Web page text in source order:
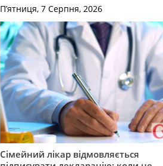
П’ятниця, 7 Серпня, 2026
Сімейний лікар відмовляється